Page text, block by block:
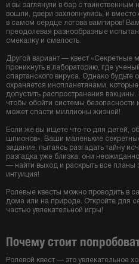
и вы заглянули в бар с таинственным
вошли, двери захлопнулись, и
в самом сердце логова вампиров! Вам
преодолевая разнообразные
смекалку и смелость.
Другой вариант — квест «Секретные
проникнуть в лабораторию, где
спартанского вируса. Однако будьте
охраняется инопланетянами,
допустить распространения вакцины.
чтобы обойти системы безопасности
может спасти миллионы жизней!
Если же вы ищете что-то для детей,
шпионов». Ваши маленькие
задание, пытаясь разгадать тайну
разгадка уже близка, они
— найти выход и раскрыть все планы
интуиция!
Ролевые квесты можно проводить в
дома или на природе. Откройте для
частью увлекательной игры!
Почему стоит
Ролевой квест — это увлекательное